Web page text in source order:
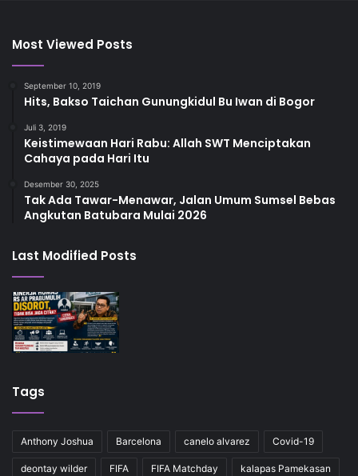
Most Viewed Posts
September 10, 2019
Hits, Bakso Taichan Gunungkidul Bu Iwan di Bogor
Juli 3, 2019
Keistimewaan Hari Rabu: Allah SWT Menciptakan
Cahaya pada Hari Itu
Desember 30, 2025
Tak Ada Tawar-Menawar, Jalan Umum Sumsel Bebas
Angkutan Batubara Mulai 2026
Last Modified Posts
Tags
Anthony Joshua Barcelona canelo alvarez Covid-19
deontay wilder FIFA FIFA Matchday kalapas Pamekasan